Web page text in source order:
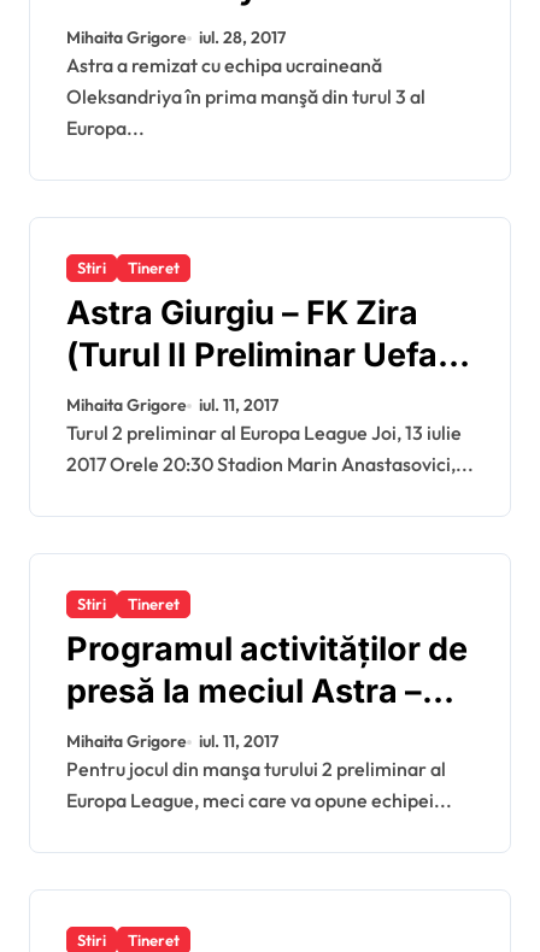
Giurgiuvenii joacă
calificarea peste o
saptămână în Ucraina!
Mihaita Grigore iul. 28, 2017
Astra a remizat cu echipa ucraineană
Oleksandriya în prima manşă din turul 3 al
Europa...
Stiri Tineret
Astra Giurgiu – FK Zira
(Turul II Preliminar Uefa
Europa League, manșa
tur)
Mihaita Grigore iul. 11, 2017
Turul 2 preliminar al Europa League Joi, 13 iulie
2017 Orele 20:30 Stadion Marin Anastasovici,...
Stiri Tineret
Programul activităţilor de
presă la meciul Astra –
Zira
Mihaita Grigore iul. 11, 2017
Pentru jocul din manşa turului 2 preliminar al
Europa League, meci care va opune echipei...
Stiri Tineret